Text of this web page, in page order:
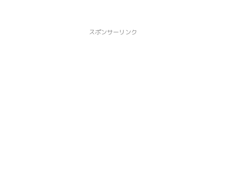
スポンサーリンク